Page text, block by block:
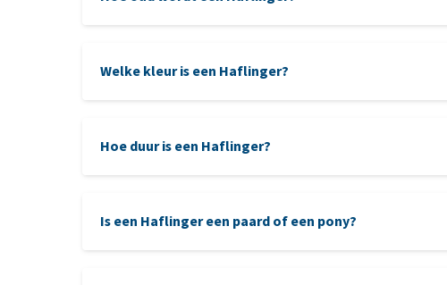
Welke kleur is een Haflinger?
Hoe duur is een Haflinger?
Is een Haflinger een paard of een pony?